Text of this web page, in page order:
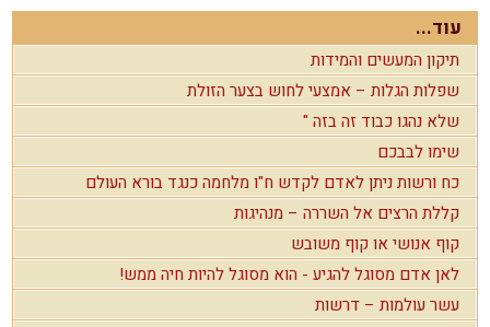
עוד...
תיקון המעשים והמידות
שפלות הגלות – אמצעי לחוש בצער הזולת
שלא נהגו כבוד זה בזה "
שימו לבבכם
כח ורשות ניתן לאדם לקדש ח"ו מלחמה כנגד בורא העולם
קללת הרצים אל השררה – מנהיגות
קוף אנושי או קוף משובש
לאן אדם מסוגל להגיע - הוא מסוגל להיות חיה ממש!
עשר עולמות – דרשות